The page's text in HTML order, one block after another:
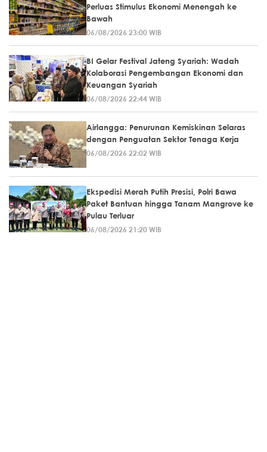
Perluas Stimulus Ekonomi Menengah ke
Bawah
06/08/2026 23:00 WIB
BI Gelar Festival Jateng Syariah: Wadah
Kolaborasi Pengembangan Ekonomi dan
Keuangan Syariah
06/08/2026 22:44 WIB
Airlangga: Penurunan Kemiskinan Selaras
dengan Penguatan Sektor Tenaga Kerja
06/08/2026 22:02 WIB
Ekspedisi Merah Putih Presisi, Polri Bawa
Paket Bantuan hingga Tanam Mangrove ke
Pulau Terluar
06/08/2026 21:20 WIB